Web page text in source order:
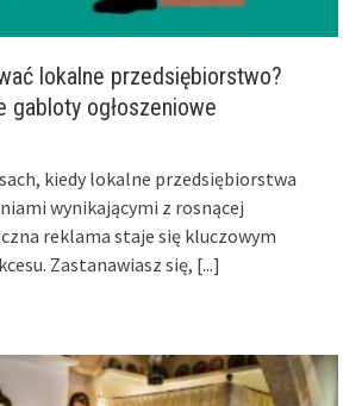
lokalne przedsiębiorstwo?
gabloty ogłoszeniowe
kiedy lokalne przedsiębiorstwa
wynikającymi z rosnącej
reklama staje się kluczowym
Zastanawiasz się, [...]